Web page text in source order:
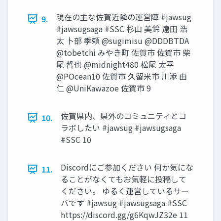
9.
現在の主な佐賀近隣の運営陣 #jawsug
#jawsugsaga #SSC 杉山 美鈴 遠田 浩
太 卜部 季頼 @sugimisu @DDDBTDA
@tobetchi みやき町 佐賀市 佐賀市 柴
尾 哲也 @midnight480 松尾 太平
@POcean10 佐賀市 久留米市 川添 由
仁 @UniKawazoe 佐賀市 9
10.
佐賀県内、県外のコミュニティとコ
ラボしたい #jawsug #jawsugsaga
#SSC 10
11.
Discordにご参加ください 何か気にな
ることがなくてもお気軽に投稿して
ください。 ゆるく運営しているサー
バです #jawsug #jawsugsaga #SSC
https://discord.gg/g6KqwJZ32e 11